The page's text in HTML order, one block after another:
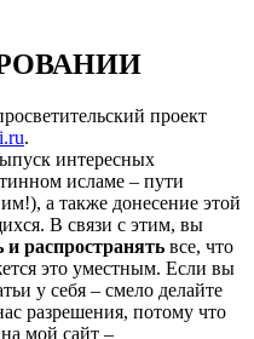
проект
.
интересных
исламе – пути
а также донесение этой
В связи с этим, вы
и распространять все, что
это уместным. Если вы
у себя – смело делайте
разрешения, потому что
мой сайт –